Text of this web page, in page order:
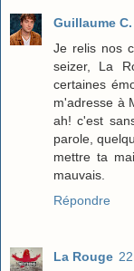
Guillaume
Je relis nos
seizer, La
certaines
m'adresse à
ah! c'est
parole,
mettre ta
mauvais.
Répondre
La Rouge